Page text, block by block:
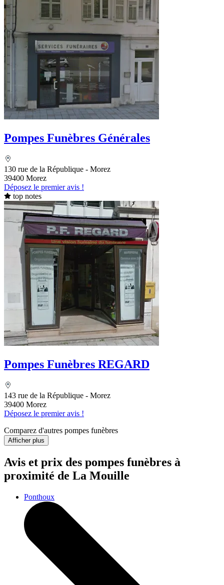
Pompes Funèbres Générales
130 rue de la République - Morez
39400 Morez
Déposez le premier avis !
top notes
Pompes Funèbres REGARD
143 rue de la République - Morez
39400 Morez
Déposez le premier avis !
Comparez d'autres pompes funèbres
Afficher plus
Avis et prix des pompes funèbres à
proximité de La Mouille
Ponthoux